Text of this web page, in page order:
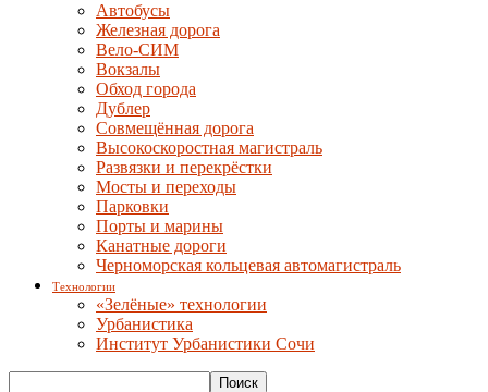
Автобусы
Железная дорога
Вело-СИМ
Вокзалы
Обход города
Дублер
Совмещённая дорога
Высокоскоростная магистраль
Развязки и перекрёстки
Мосты и переходы
Парковки
Порты и марины
Канатные дороги
Черноморская кольцевая автомагистраль
Технологии
«Зелёные» технологии
Урбанистика
Институт Урбанистики Сочи